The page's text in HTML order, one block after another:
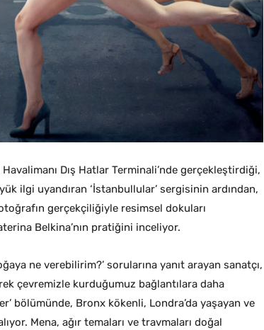
Dış Hatlar Terminali’nde gerçekleştirdiği,
ilgi uyandıran ‘İstanbullular’ sergisinin ardından,
gerçekçiliğiyle resimsel dokuları
Belkina’nın pratiğini inceliyor.
ne verebilirim?’ sorularına yanıt arayan sanatçı,
çevremizle kurduğumuz bağlantılara daha
bölümünde, Bronx kökenli, Londra’da yaşayan ve
Mena, ağır temaları ve travmaları doğal